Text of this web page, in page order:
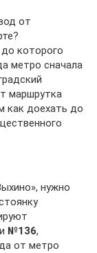
от
до которого
метро сначала
маршрутка
как доехать до
нужно
№136,
от метро